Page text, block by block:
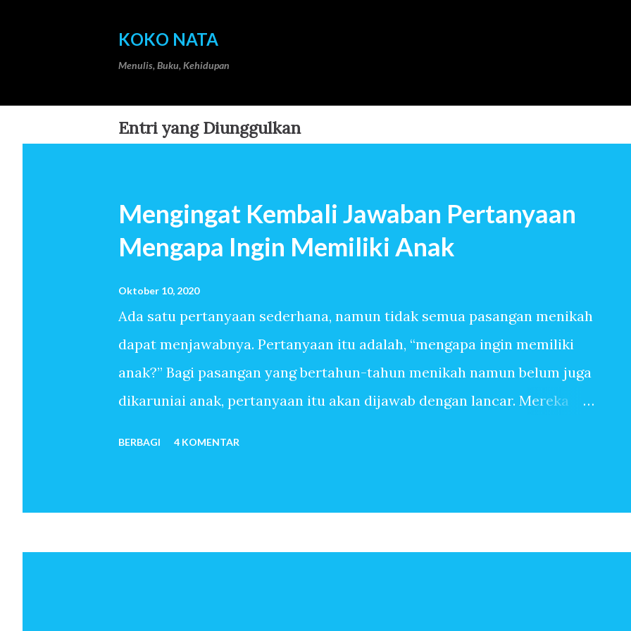
KOKO NATA
Menulis, Buku, Kehidupan
Entri yang Diunggulkan
Mengingat Kembali Jawaban Pertanyaan
Mengapa Ingin Memiliki Anak
Oktober 10, 2020
Ada satu pertanyaan sederhana, namun tidak semua pasangan menikah
dapat menjawabnya. Pertanyaan itu adalah, “mengapa ingin memiliki
anak?” Bagi pasangan yang bertahun-tahun menikah namun belum juga
dikaruniai anak, pertanyaan itu akan dijawab dengan lancar. Mereka
oleh-Nya, pertanyaan mengapa ingin memiliki anak, bisa jadi terbersit
BERBAGI 4 KOMENTAR